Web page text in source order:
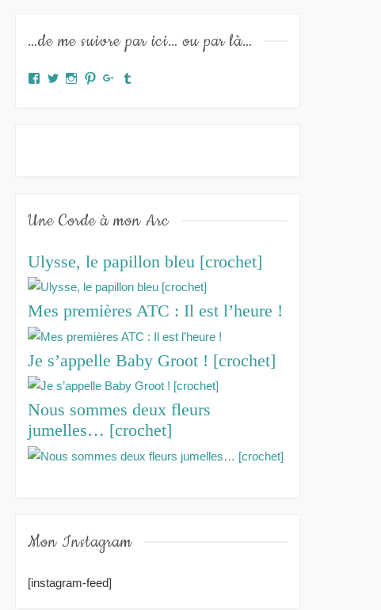
…de me suivre par ici… ou par là…
Facebook
TwitterInstagram
PinterestGoogle+
Une Corde à mon Arc
Ulysse, le papillon bleu [crochet]
Mes premières ATC : Il est l’heure !
Je s’appelle Baby Groot ! [crochet]
Nous sommes deux fleurs
jumelles… [crochet]
Mon Instagram
[instagram-feed]